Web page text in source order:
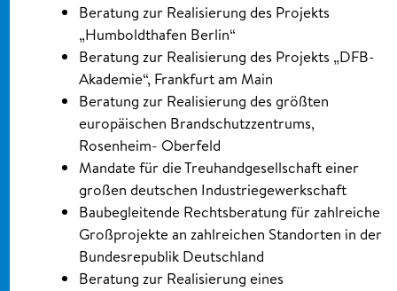
Beratung zur Realisierung des Projekts
„Humboldthafen Berlin“
Beratung zur Realisierung des Projekts „DFB-
Akademie“, Frankfurt am Main
Beratung zur Realisierung des größten
europäischen Brandschutzzentrums,
Rosenheim- Oberfeld
Mandate für die Treuhandgesellschaft einer
großen deutschen Industriegewerkschaft
Baubegleitende Rechtsberatung für zahlreiche
Großprojekte an zahlreichen Standorten in der
Bundesrepublik Deutschland
Beratung zur Realisierung eines